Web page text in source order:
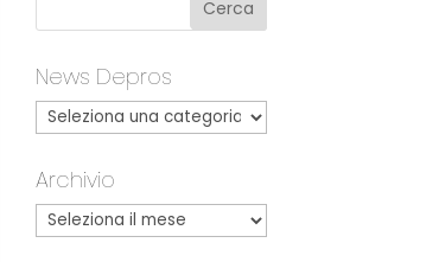
News Depros
Archivio